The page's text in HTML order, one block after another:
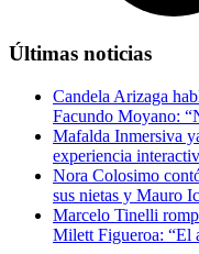
Últimas noticias
Candela Arizaga
Facundo Moyano:
Mafalda Inmersiva
experiencia
Nora Colosimo
sus nietas y Mauro
Marcelo Tinelli
Milett Figueroa: “El